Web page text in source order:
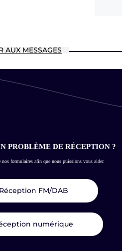
AUX MESSAGES
PROBLÈME DE RÉCEPTION ?
nos formulaires afin que nous puissions vous aider.
Réception FM/DAB
numérique